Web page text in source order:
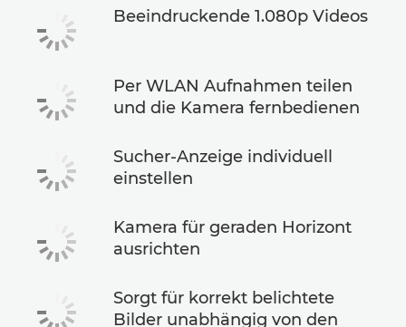
Beeindruckende 1.080p Videos
Per WLAN Aufnahmen teilen
und die Kamera fernbedienen
Sucher-Anzeige individuell
einstellen
Kamera für geraden Horizont
ausrichten
Sorgt für korrekt belichtete
Bilder unabhängig von den